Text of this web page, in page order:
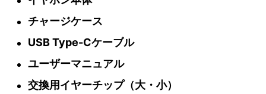
チャージケース
USB Type-Cケーブル
ユーザーマニュアル
交換用イヤーチップ（大・小）